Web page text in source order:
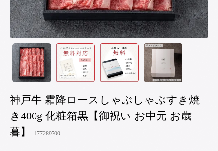
神戸牛 霜降ロースしゃぶしゃぶすき焼
き400g 化粧箱黒【御祝い お中元 お歳
暮】
177289700